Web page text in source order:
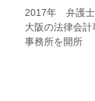
2017年 弁護
大阪の法律会
事務所を開所